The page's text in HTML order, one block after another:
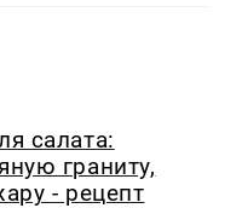
салата:
граниту,
- рецепт